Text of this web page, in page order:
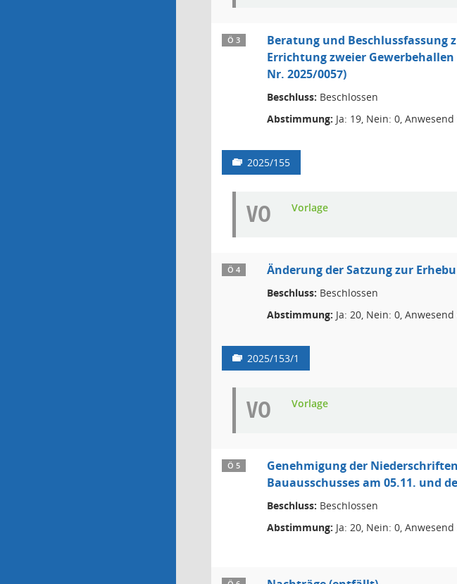
Ö 3
Beratung und Beschlussfassung
Errichtung zweier
Nr. 2025/0057)
Beschluss: Beschlossen
Abstimmung: Ja: 19, Nein: 0,
2025/155
VO Vorlage
Ö 4 Änderung der Satzung zur
Beschluss: Beschlossen
Abstimmung: Ja: 20, Nein: 0,
2025/153/1
VO Vorlage
Ö 5
Genehmigung der
Bauausschusses am 05.11. und
Beschluss: Beschlossen
Abstimmung: Ja: 20, Nein: 0,